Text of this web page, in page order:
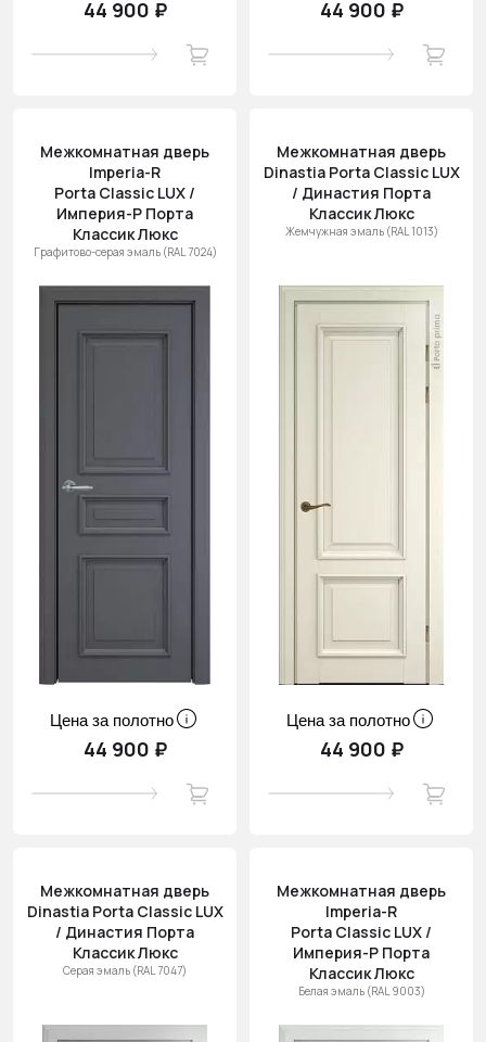
44 900 ₽ 44 900 ₽
Межкомнатная дверь
Imperia-R
Porta Classic LUX /
Империя-Р Порта
Классик Люкс
Графитово-серая эмаль (RAL 7024)
Цена за полотно
44 900 ₽
Межкомнатная дверь
Dinastia Porta Classic LUX
/ Династия Порта
Классик Люкс
Жемчужная эмаль (RAL 1013)
Цена за полотно
44 900 ₽
Межкомнатная дверь
Dinastia Porta Classic LUX
/ Династия Порта
Классик Люкс
Серая эмаль (RAL 7047)
Межкомнатная дверь
Imperia-R
Porta Classic LUX /
Империя-Р Порта
Классик Люкс
Белая эмаль (RAL 9003)